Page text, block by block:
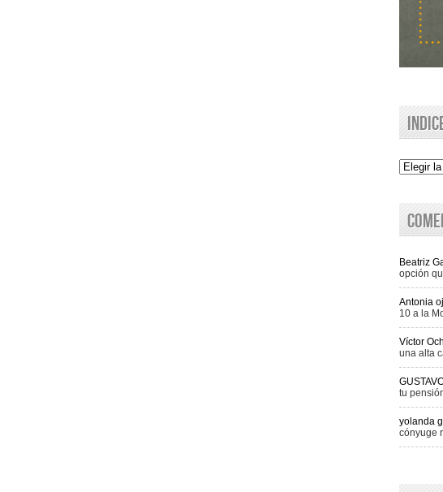
Indice
Beatriz
opción
Antonia
10 a la
Víctor
una alta
tu
yolanda
cónyuge